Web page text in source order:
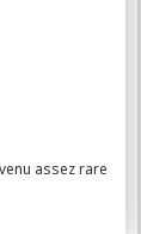
assez rare